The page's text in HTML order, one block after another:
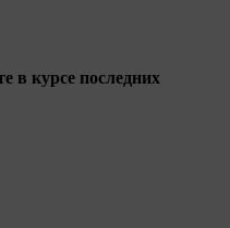
в курсе последних